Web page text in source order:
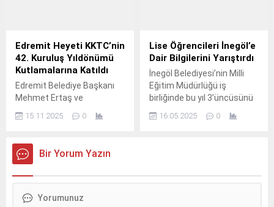
çalışmalarına da başladı.
Edremit Heyeti KKTC’nin
42. Kuruluş Yıldönümü
Kutlamalarına Katıldı
Edremit Belediye Başkanı
Mehmet Ertaş ve
Kıbrıs Türk Cumhuriyeti'nin
15.11.2025 0
Lise Öğrencileri İnegöl’e
Dair Bilgilerini Yarıştırdı
İnegöl Belediyesi’nin Milli
Eğitim Müdürlüğü iş
birliğinde bu yıl 3’üncüsünü
İnegöl’ü Tanıyorum Bilgi
16.05.2025 0
Bir Yorum Yazın